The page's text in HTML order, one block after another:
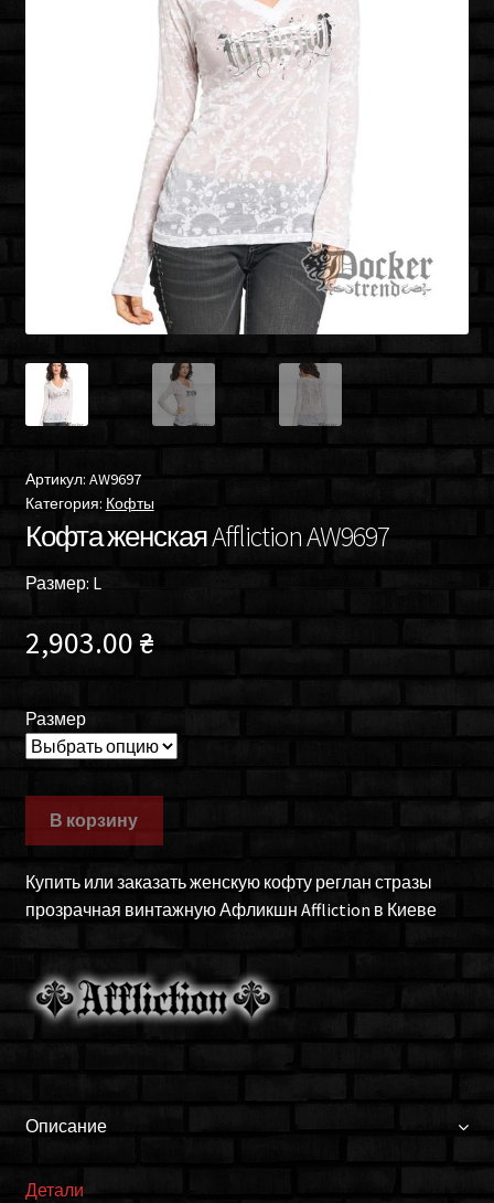
Артикул: AW9697
Категория: Кофты
Кофта женская Affliction AW9697
Размер: L
2,903.00 ₴
Размер
В корзину
Купить или заказать женскую кофту реглан стразы
прозрачная винтажную Афликшн Affliction в Киеве
Описание
Детали